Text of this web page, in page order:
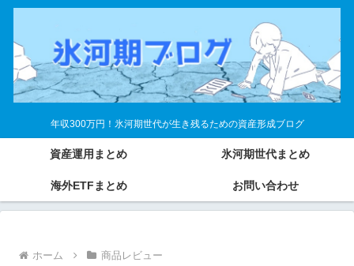
年収300万円！氷河期世代が生き残るための資産形成ブログ
資産運用まとめ 氷河期世代まとめ
海外ETFまとめ お問い合わせ
ホーム 商品レビュー